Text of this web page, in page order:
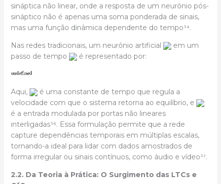
sináptica não linear, onde a resposta de um neurônio pós-
sináptico não é apenas uma soma ponderada de sinais,
mas uma função dinâmica dependente do tempo¹⁴.
Nas redes tradicionais, um neurônio artificial
em um
passo de tempo
é representado por:
Aqui,
é uma constante de tempo que regula a
velocidade com que o sistema retorna ao equilíbrio, e
é a entrada modulada por portas não lineares
interligadas¹⁶. Essa formulação permite que a rede
capture dependências temporais em múltiplas escalas,
tornando-a ideal para lidar com dados amostrados de
forma irregular ou sinais contínuos, como áudio e vídeo¹⁷.
2.2. Da Teoria à Prática: O Surgimento das LTCs e